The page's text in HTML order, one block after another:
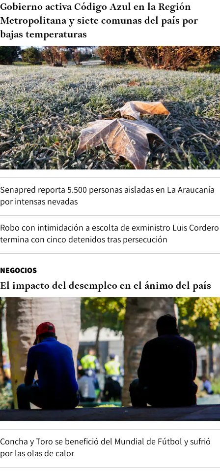
Gobierno activa Código Azul en la Región
Metropolitana y siete comunas del país por
bajas temperaturas
Senapred reporta 5.500 personas aisladas en La Araucanía
por intensas nevadas
Robo con intimidación a escolta de exministro Luis Cordero
termina con cinco detenidos tras persecución
NEGOCIOS
El impacto del desempleo en el ánimo del país
Concha y Toro se benefició del Mundial de Fútbol y sufrió
por las olas de calor